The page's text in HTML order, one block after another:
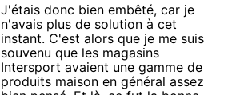
J'étais donc bien embêté, car je
n'avais plus de solution à cet
instant. C'est alors que je me suis
souvenu que les magasins
Intersport avaient une gamme de
produits maison en général assez